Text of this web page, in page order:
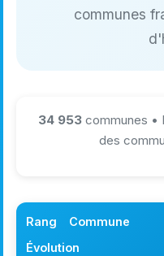
communes
34 953 communes •
des
Rang Commune
Évolution